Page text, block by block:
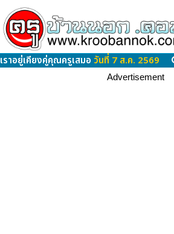
เราอยู่เคียงคู่คุณครูเสมอ วันที่ 7 ส.ค. 2569
Advertisement